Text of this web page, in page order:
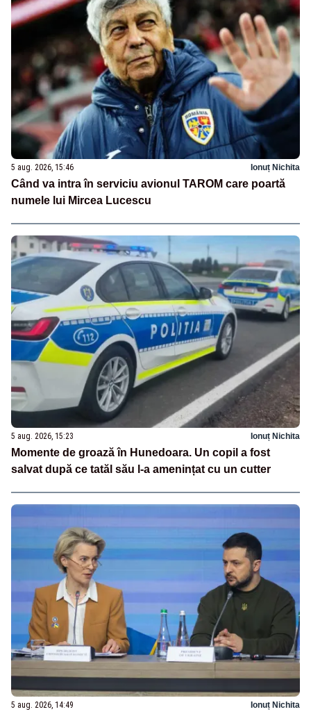
5 aug. 2026, 15:46 Ionuț Nichita
Când va intra în serviciu avionul TAROM care poartă
numele lui Mircea Lucescu
5 aug. 2026, 15:23 Ionuț Nichita
Momente de groază în Hunedoara. Un copil a fost
salvat după ce tatăl său l-a amenințat cu un cutter
5 aug. 2026, 14:49 Ionuț Nichita